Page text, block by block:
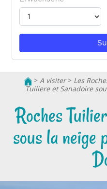
> A visiter> Les
Tuiliere et Sanadoire
Roches
sous la neige